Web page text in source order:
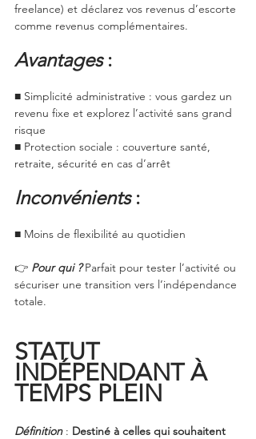
freelance) et déclarez vos revenus d’escorte
comme revenus complémentaires.
Avantages :
■ Simplicité administrative : vous gardez un
revenu fixe et explorez l’activité sans grand
risque
■ Protection sociale : couverture santé,
retraite, sécurité en cas d’arrêt
Inconvénients :
■ Moins de flexibilité au quotidien
👉 Pour qui ? Parfait pour tester l’activité ou
sécuriser une transition vers l’indépendance
totale.
STATUT
INDÉPENDANT À
TEMPS PLEIN
Définition : Destiné à celles qui souhaitent